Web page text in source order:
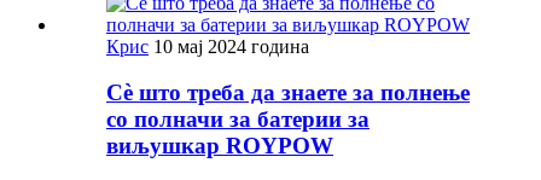
Крис 10 мај 2024 година
Сè што треба да знаете за полнење
со полначи за батерии за
виљушкар ROYPOW